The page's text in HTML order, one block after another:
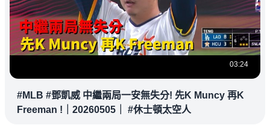
03:24
#MLB #鄧凱威 中繼兩局一安無失分! 先K Muncy 再K
Freeman !｜20260505｜ #休士頓太空人